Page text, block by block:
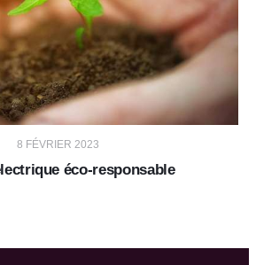
8 FÉVRIER 2023
éco-responsable